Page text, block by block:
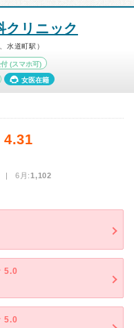
クリニック
水道町駅）
(スマホ可)
女医在籍
4.31
| 6月:1,102
5.0
5.0